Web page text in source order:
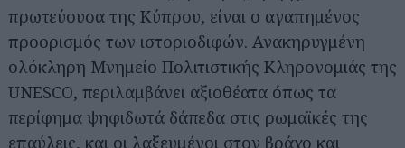
πρωτεύουσα της Κύπρου, είναι ο αγαπημένος
προορισμός των ιστοριοδιφών. Ανακηρυγμένη
ολόκληρη Μνημείο Πολιτιστικής Κληρονομιάς της
UNESCO, περιλαμβάνει αξιοθέατα όπως τα
περίφημα ψηφιδωτά δάπεδα στις ρωμαϊκές της
επαύλεις, και οι λαξευμένοι στον βράχο και